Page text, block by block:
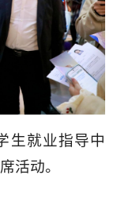
生就业指导中
活动。